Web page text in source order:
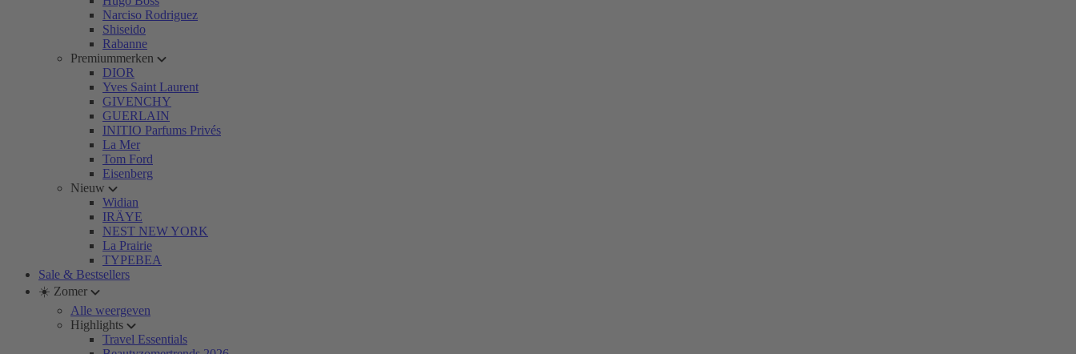
Narciso Rodriguez
Shiseido
Rabanne
Premiummerken
DIOR
Yves Saint Laurent
GIVENCHY
GUERLAIN
INITIO Parfums Privés
La Mer
Tom Ford
Eisenberg
Nieuw
Widian
IRÄYE
NEST NEW YORK
La Prairie
TYPEBEA
Sale & Bestsellers
☀️ Zomer
Alle weergeven
Highlights
Travel Essentials